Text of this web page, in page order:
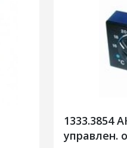
1333.3854
управлен.